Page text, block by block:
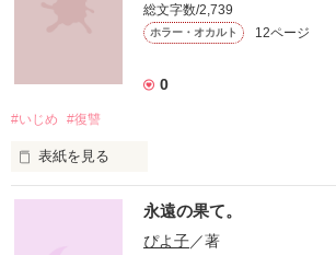
女の子は何かもらうと、「ありがとう」と
天使のような笑みを見せたんだって。
その笑顔が見たくて、おとなは何でも
ーーーーーーーーーーーーーーー
野いちご10周年記念の限定小説です。
小説を読むためのパスワード取得方法は
総文字数/2,739
ホラー・オカルト 12ページ
0
#いじめ #復讐
表紙を見る
永遠の果て。
ぴよ子／著